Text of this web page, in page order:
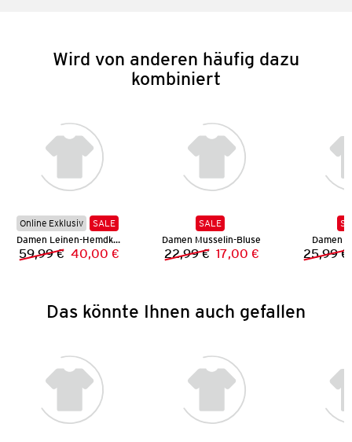
Wird von anderen häufig dazu
kombiniert
Online Exklusiv
SALE
Damen Leinen-Hemdkleid
Vorheriger Preis:
59,99 € Neuer Preis:
40,00 €
SALE
Damen Musselin-Bluse
Vorheriger Preis:
22,99 € Neuer Preis:
17,00 €
Damen
25,99 €
Das könnte Ihnen auch gefallen